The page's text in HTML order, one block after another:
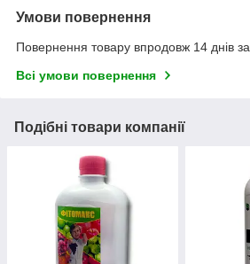
Умови повернення
Повернення товару впродовж 14 днів
Всі умови повернення
Подібні товари компанії